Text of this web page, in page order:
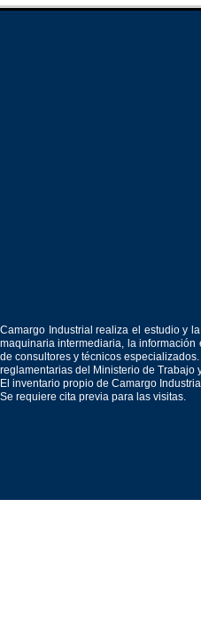
Camargo Industrial realiza el estudio y
maquinaria intermediaria, la
de consultores y técnicos
reglamentarias del Ministerio de Trabajo
El inventario propio de Camargo
Se requiere cita previa para las visitas.